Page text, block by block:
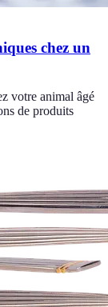
chez un
votre animal âgé
de produits